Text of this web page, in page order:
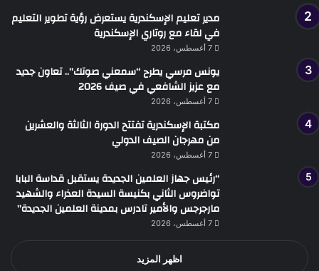
مدير تعليم الإسكندرية يستعرض رؤية تطوير التعليم
في لقاء مع روتاري الإسكندرية
7 أغسطس، 2026
يونس مرسي يطرح “سمعني صوتك”.. تعاون جديد
مع عزيز الشافعي في صيف 2026
7 أغسطس، 2026
مكتبة الإسكندرية تفتتح الدورة الثالثة والعشرين
من مهرجان الصيف الدولي
7 أغسطس، 2026
“رئيس جهاز العلمين الجديدة يستقبل قداسة البابا
تواضروس الثاني بكنيسة السيدة العذراء والشهيد
مارجرجس والأمير تادرس بمدينة العلمين الجديدة”
7 أغسطس، 2026
اظهر المزيد